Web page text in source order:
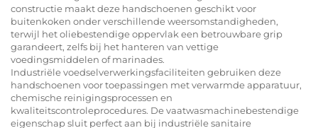
constructie maakt deze handschoenen geschikt voor
buitenkoken onder verschillende weersomstandigheden,
terwijl het oliebestendige oppervlak een betrouwbare grip
garandeert, zelfs bij het hanteren van vettige
voedingsmiddelen of marinades.
Industriële voedselverwerkingsfaciliteiten gebruiken deze
handschoenen voor toepassingen met verwarmde apparatuur,
chemische reinigingsprocessen en
kwaliteitscontroleprocedures. De vaatwasmachinebestendige
eigenschap sluit perfect aan bij industriële sanitaire